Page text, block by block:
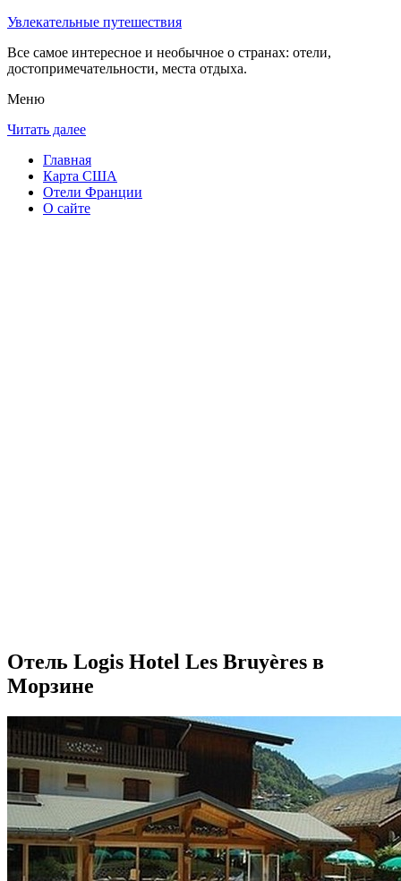
Увлекательные путешествия
Все самое интересное и необычное о странах: отели,
достопримечательности, места отдыха.
Меню
Читать далее
Главная
Карта США
Отели Франции
О сайте
Отель Logis Hotel Les Bruyères в
Морзине